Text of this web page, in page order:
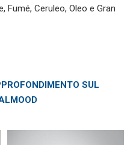
Fumé, Ceruleo, Oleo e Gran
SUL